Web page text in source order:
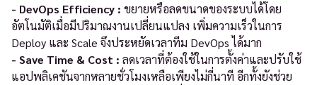
- DevOps Efficiency : ขยายหรือลดขนาดของระบบได้โดย
อัตโนมัติเมื่อมีปริมาณงานเปลี่ยนแปลง เพิ่มความเร็วในการ
Deploy และ Scale จึงประหยัดเวลาทีม DevOps ได้มาก
- Save Time & Cost : ลดเวลาที่ต้องใช้ในการตั้งค่าและปรับใช้
แอปพลิเคชันจากหลายชั่วโมงเหลือเพียงไม่กี่นาที อีกทั้งยังช่วย